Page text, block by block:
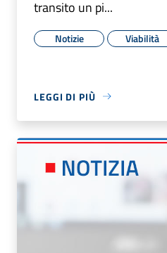
transito un pi...
Notizie Viabilità
LEGGI DI PIÙ